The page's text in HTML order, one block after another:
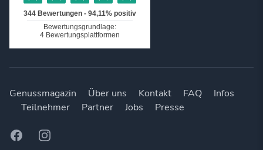
Genussmagazin Über uns Kontakt FAQ
Infos
Teilnehmer
Partner Jobs Presse
FacebookInstagram